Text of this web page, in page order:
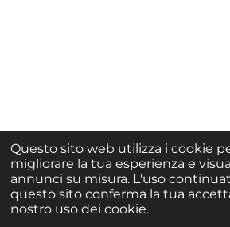
Questo sito web utilizza i cookie
migliorare la tua esperienza e
annunci su misura. L'uso
questo sito conferma la tua
nostro uso dei cookie.